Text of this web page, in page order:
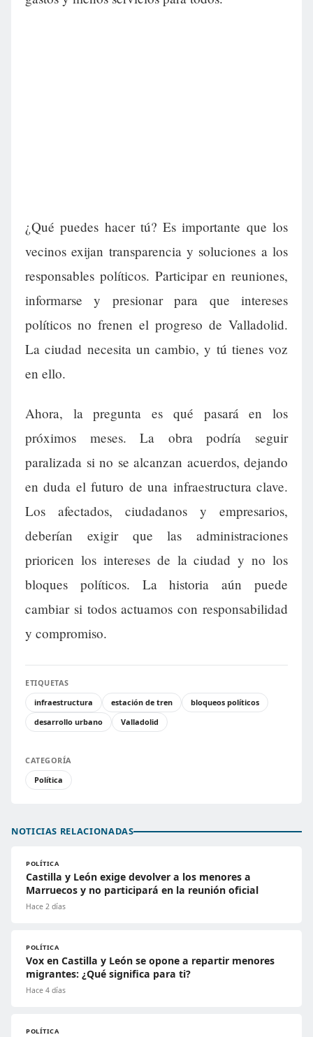
¿Qué puedes hacer tú? Es importante que los
vecinos exijan transparencia y soluciones a los
responsables políticos. Participar en reuniones,
informarse y presionar para que intereses
políticos no frenen el progreso de Valladolid.
La ciudad necesita un cambio, y tú tienes voz
en ello.
Ahora, la pregunta es qué pasará en los
próximos meses. La obra podría seguir
paralizada si no se alcanzan acuerdos, dejando
en duda el futuro de una infraestructura clave.
Los afectados, ciudadanos y empresarios,
deberían exigir que las administraciones
prioricen los intereses de la ciudad y no los
bloques políticos. La historia aún puede
cambiar si todos actuamos con responsabilidad
y compromiso.
ETIQUETAS
infraestructura
estación de tren
bloqueos políticos
desarrollo urbano
Valladolid
CATEGORÍA
Política
NOTICIAS RELACIONADAS
POLÍTICA
Castilla y León exige devolver a los menores a
Marruecos y no participará en la reunión oficial
Hace 2 días
POLÍTICA
Vox en Castilla y León se opone a repartir menores
migrantes: ¿Qué significa para ti?
Hace 4 días
POLÍTICA